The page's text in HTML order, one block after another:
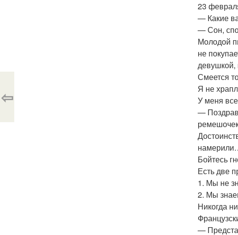
23
— Какие
— Сон,
Молодой
не
девушкой,
Смеется
Я не
У меня
—
Бойтесь
Есть две
1. Мы не
2. Мы
Никогда
—
⇦